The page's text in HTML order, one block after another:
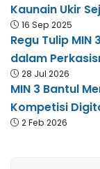
Kaunain Ukir
16 Sep 2025
Regu Tulip MIN
dalam
28 Jul 2026
MIN 3 Bantul
Kompetisi
2 Feb 2026